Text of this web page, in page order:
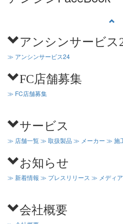
アンシンサービス
≫ アンシンサービス24
FC店舗募集
≫ FC店舗募集
サービス
≫ 店舗一覧≫ 取扱製品 ≫ メーカー ≫ 施
お知らせ
≫ 新着情報 ≫ プレスリリース ≫ メディア
会社概要